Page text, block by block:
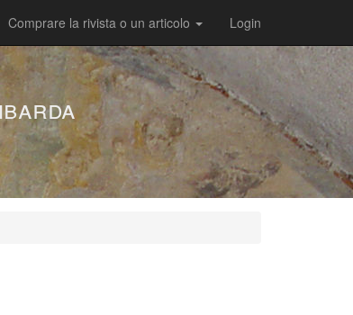
Comprare la rivista o un articolo Login